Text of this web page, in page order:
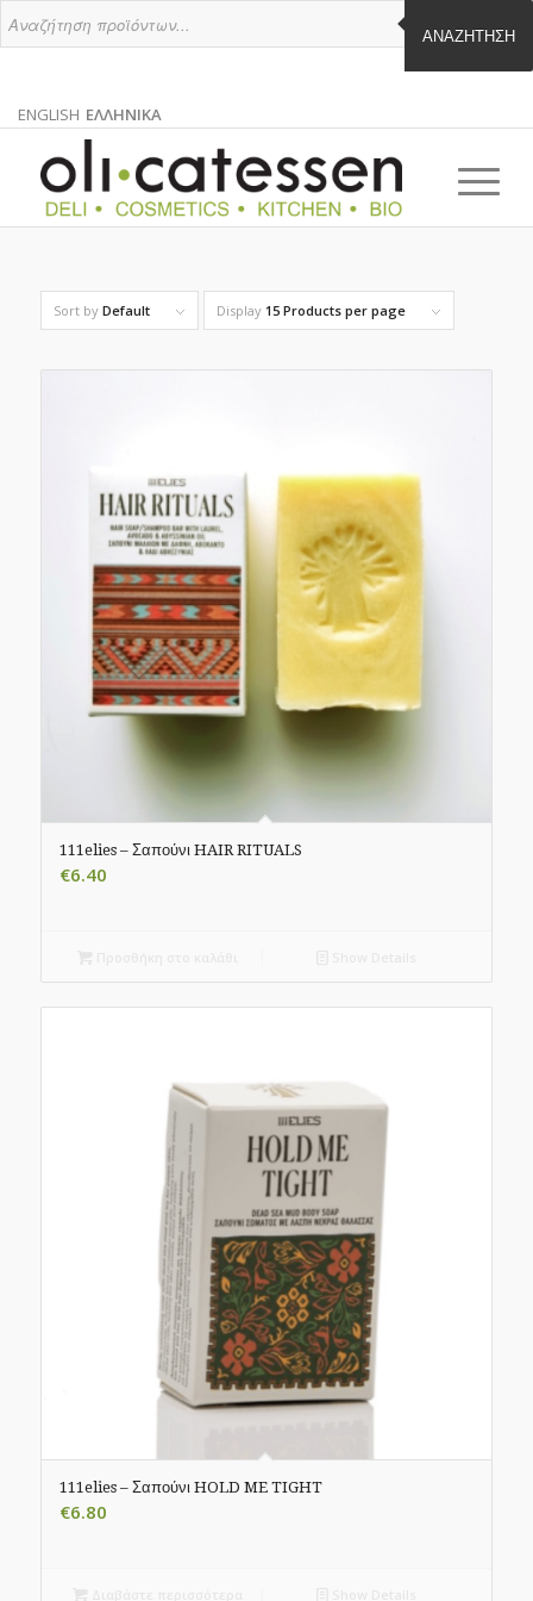
ΑΝΑΖΉΤΗΣΗ
ENGLISH
ΑΓΓΛΙΚΑ
ΕΛΛΗΝΙΚΑ
ΕΛΛΗΝΙΚΑ
EL
Sort by Default Display 15 Products per page
111elies – Σαπούνι HAIR RITUALS
€6.40
111elies – Σαπούνι HOLD ME TIGHT
€6.80